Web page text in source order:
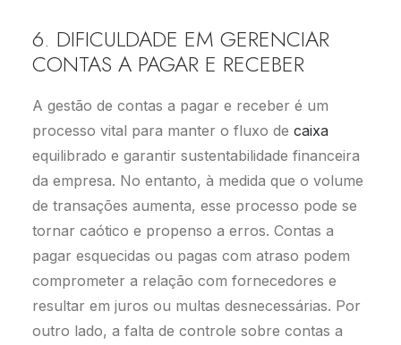
6. DIFICULDADE EM GERENCIAR
CONTAS A PAGAR E RECEBER
A gestão de contas a pagar e receber é um
processo vital para manter o fluxo de caixa
equilibrado e garantir sustentabilidade financeira
da empresa. No entanto, à medida que o volume
de transações aumenta, esse processo pode se
tornar caótico e propenso a erros. Contas a
pagar esquecidas ou pagas com atraso podem
comprometer a relação com fornecedores e
resultar em juros ou multas desnecessárias. Por
outro lado, a falta de controle sobre contas a